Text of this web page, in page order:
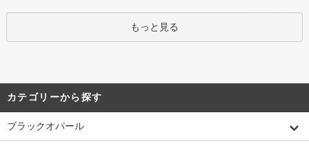
もっと見る
カテゴリーから探す
ブラックオパール